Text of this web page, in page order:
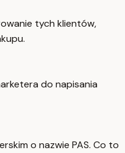
tych klientów,
do napisania
o nazwie PAS. Co to